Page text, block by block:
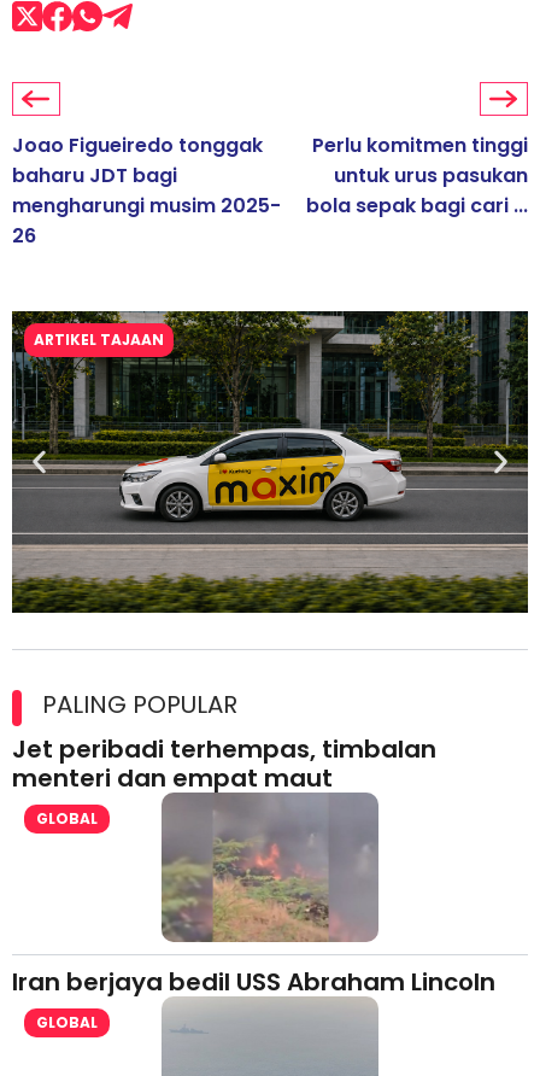
Joao Figueiredo tonggak
baharu JDT bagi
mengharungi musim 2025-
26
Perlu komitmen tinggi
untuk urus pasukan
bola sepak bagi cari ...
ARTIKEL TAJAAN
lesen separuh pertama 2026
PALING POPULAR
Jet peribadi terhempas, timbalan
menteri dan empat maut
GLOBAL
Iran berjaya bedil USS Abraham Lincoln
GLOBAL